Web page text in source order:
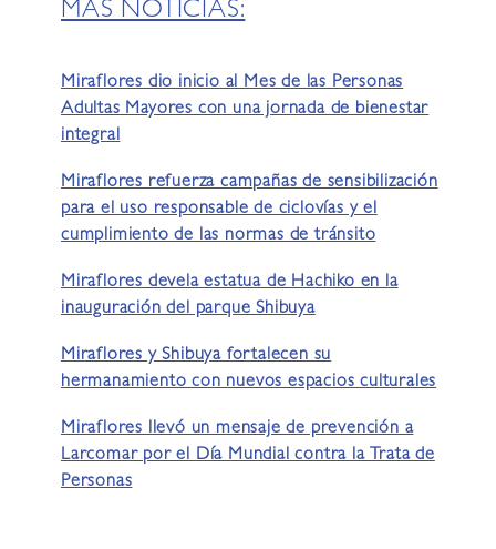
MÁS NOTICIAS:
Miraflores dio inicio al Mes de las Personas
Adultas Mayores con una jornada de bienestar
integral
Miraflores refuerza campañas de sensibilización
para el uso responsable de ciclovías y el
cumplimiento de las normas de tránsito
Miraflores devela estatua de Hachiko en la
inauguración del parque Shibuya
Miraflores y Shibuya fortalecen su
hermanamiento con nuevos espacios culturales
Miraflores llevó un mensaje de prevención a
Larcomar por el Día Mundial contra la Trata de
Personas